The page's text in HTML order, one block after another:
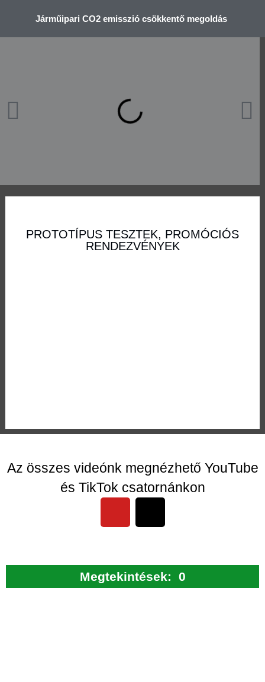
Járműipari CO2 emisszió csökkentő megoldás
PROTOTÍPUS TESZTEK, PROMÓCIÓS
RENDEZVÉNYEK
Az összes videónk megnézhető YouTube
és TikTok csatornánkon
Megtekintések: 0